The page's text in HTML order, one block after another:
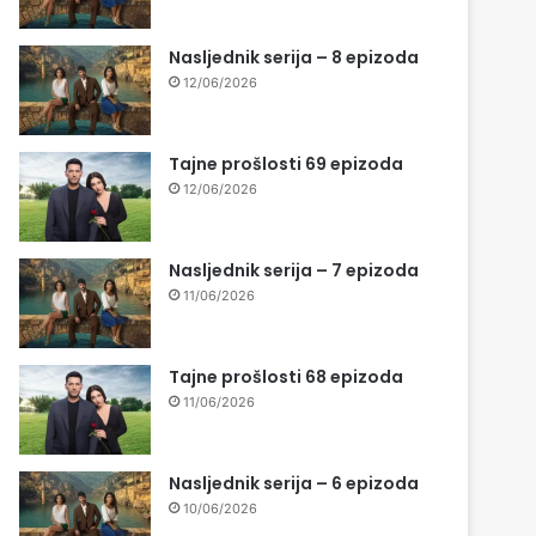
Nasljednik serija – 8 epizoda
12/06/2026
Tajne prošlosti 69 epizoda
12/06/2026
Nasljednik serija – 7 epizoda
11/06/2026
Tajne prošlosti 68 epizoda
11/06/2026
Nasljednik serija – 6 epizoda
10/06/2026